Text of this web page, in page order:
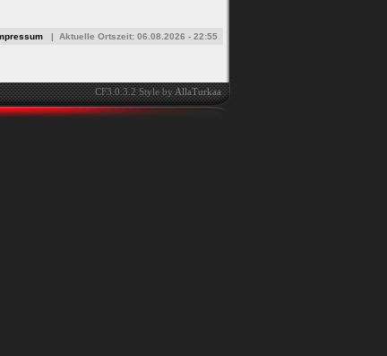
| Aktuelle Ortszeit: 06.08.2026 - 22:55
CF3.0.3.2 Style byAllaTurkaa